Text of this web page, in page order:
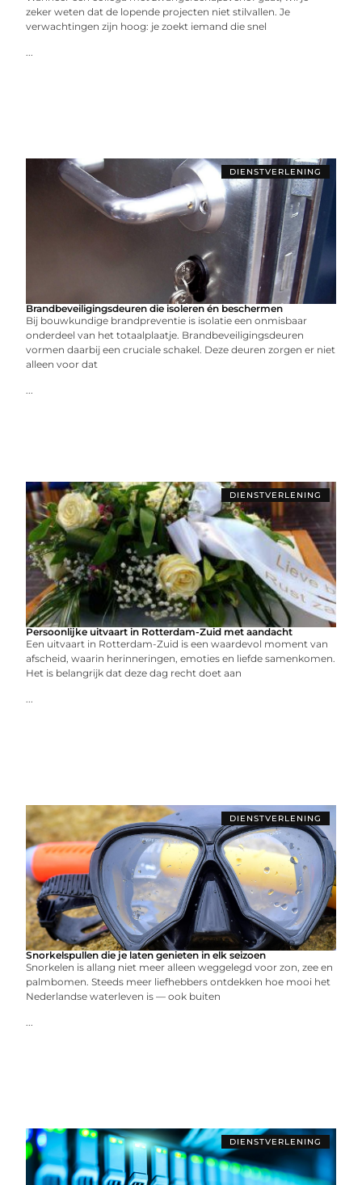
zeker weten dat de lopende projecten niet stilvallen. Je
verwachtingen zijn hoog: je zoekt iemand die snel
...
DIENSTVERLENING
Brandbeveiligingsdeuren die isoleren én beschermen
Bij bouwkundige brandpreventie is isolatie een onmisbaar
onderdeel van het totaalplaatje. Brandbeveiligingsdeuren
vormen daarbij een cruciale schakel. Deze deuren zorgen er niet
alleen voor dat
...
DIENSTVERLENING
Persoonlijke uitvaart in Rotterdam-Zuid met aandacht
Een uitvaart in Rotterdam-Zuid is een waardevol moment van
afscheid, waarin herinneringen, emoties en liefde samenkomen.
Het is belangrijk dat deze dag recht doet aan
...
DIENSTVERLENING
Snorkelspullen die je laten genieten in elk seizoen
Snorkelen is allang niet meer alleen weggelegd voor zon, zee en
palmbomen. Steeds meer liefhebbers ontdekken hoe mooi het
Nederlandse waterleven is — ook buiten
...
DIENSTVERLENING